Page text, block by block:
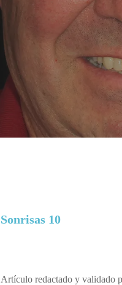
Sonrisas 10
Artículo redactado y validado